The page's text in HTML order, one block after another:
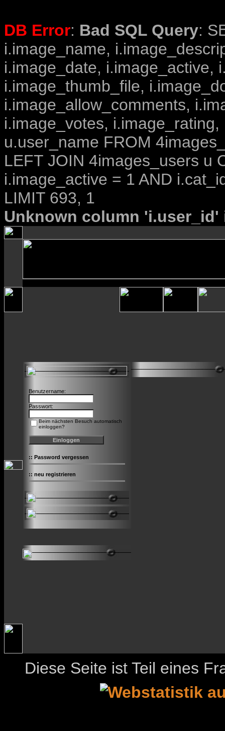
DB Error: Bad SQL Query:
i.image_name,
i.image_date, i.image_active,
i.image_thumb_file,
i.image_allow_comments,
i.image_votes,
u.user_name FROM
LEFT JOIN 4images_users u
i.image_active = 1 AND
LIMIT 693, 1
Unknown column
Benutzername:
Passwort:
Beim nächsten Besuch automatisch
einloggen?
:: Password vergessen
:: neu registrieren
Diese Seite ist Teil eines